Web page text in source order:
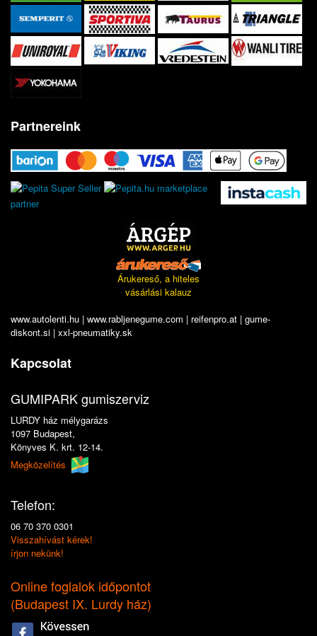
Partnereink
marketplace
partner
Árukereső, a hiteles
vásárlási kalauz
www.autolenti.hu | www.rabljenegume.com | reifenpro.at | gume-
diskont.si | xxl-pneumatiky.sk
Kapcsolat
GUMIPARK gumiszerviz
LURDY ház mélygarázs
1097 Budapest,
Könyves K. krt. 12-14.
Megközelítés
Telefon:
06 70 370 0301
Visszahívást kérek!
írjon nekünk!
Online foglalok időpontot
(Budapest IX. Lurdy ház)